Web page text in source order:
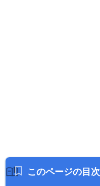
このページの目次